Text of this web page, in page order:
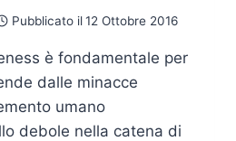
Pubblicato il12 Ottobre 2016
è fondamentale per
dalle minacce
umano
debole nella catena di